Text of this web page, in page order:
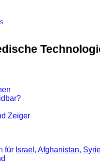
Zeiger
für Israel, Afghanistan,